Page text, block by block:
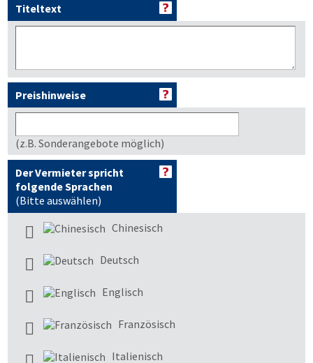
Titeltext
Preishinweise
(z.B. Sonderangebote möglich)
Der Vermieter spricht
folgende Sprachen
(Bitte auswählen)
Chinesisch
Deutsch
Englisch
Französisch
Italienisch